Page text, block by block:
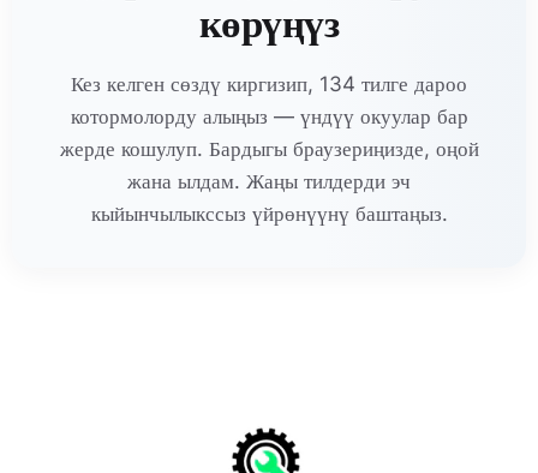
көрүңүз
Кез келген сөздү киргизип, 134 тилге дароо
котормолорду алыңыз — үндүү окуулар бар
жерде кошулуп. Бардыгы браузериңизде, оңой
жана ылдам. Жаңы тилдерди эч
кыйынчылыкссыз үйрөнүүнү баштаңыз.